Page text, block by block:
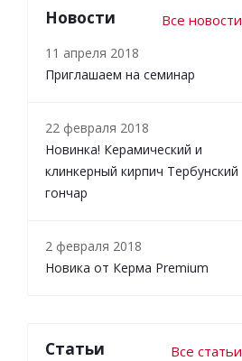
Новости Все новости
11 апреля 2018
Приглашаем на семинар
22 февраля 2018
Новинка! Керамический и
клинкерный кирпич Тербунский
гончар
2 февраля 2018
Новика от Керма Premium
Статьи Все статьи